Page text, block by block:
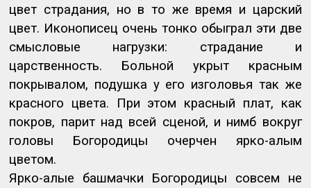
цвет страдания, но в то же время и царский
цвет. Иконописец очень тонко обыграл эти две
смысловые нагрузки: страдание и
царственность. Больной укрыт красным
покрывалом, подушка у его изголовья так же
красного цвета. При этом красный плат, как
покров, парит над всей сценой, и нимб вокруг
головы Богородицы очерчен ярко-алым
цветом.
Ярко-алые башмачки Богородицы совсем не